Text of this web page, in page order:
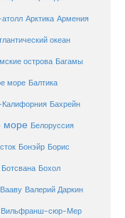
Арктика Армения
океан
острова Багамы
море Балтика
Бахрейн
море Белоруссия
Бонэйр Борис
Ботсвана Бохол
Вааву Валерий Даркин
Вильфранш-сюр-Мер